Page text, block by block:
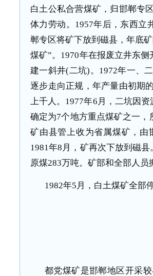
白土公私合营煤矿，归邯郸专
体力劳动。1957年后，东西立
郸专区将矿下放到磁县，年底
煤矿”。1970年在报废立井东
建一斜井(二坑)。1972年一、
逐步走向正规，年产量由初期
上千人。1977年6月，二坑因
确定为7个地方重点煤矿之一，
矿由县管上收为省属煤矿，由
1981年8月，矿再次下放到磁
原煤283万吨。矿部和全部人员
1982年5月，白土煤矿全部停
都党煤矿是邯郸地区开采